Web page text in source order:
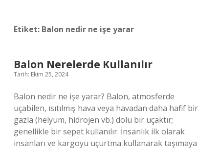
Etiket: Balon nedir ne işe yarar
Balon Nerelerde Kullanılır
Tarih: Ekim 25, 2024
Balon nedir ne işe yarar? Balon, atmosferde
uçabilen, ısıtılmış hava veya havadan daha hafif bir
gazla (helyum, hidrojen vb.) dolu bir uçaktır;
genellikle bir sepet kullanılır. İnsanlık ilk olarak
insanları ve kargoyu uçurtma kullanarak taşımaya